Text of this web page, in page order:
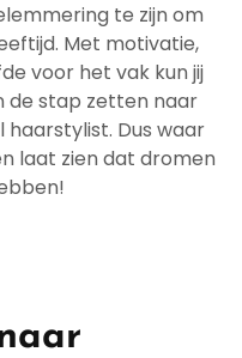
te zijn om
Met motivatie,
voor het vak kun jij
de stap zetten naar
Dus waar
laat zien dat dromen